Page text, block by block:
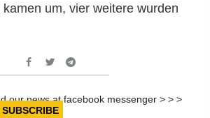
um, vier weitere wurden
our news at facebook messenger > > >